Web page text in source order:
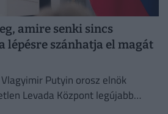
amire senki sincs
lépésre szánhatja el magát
Putyin orosz elnök
Levada Központ legújabb